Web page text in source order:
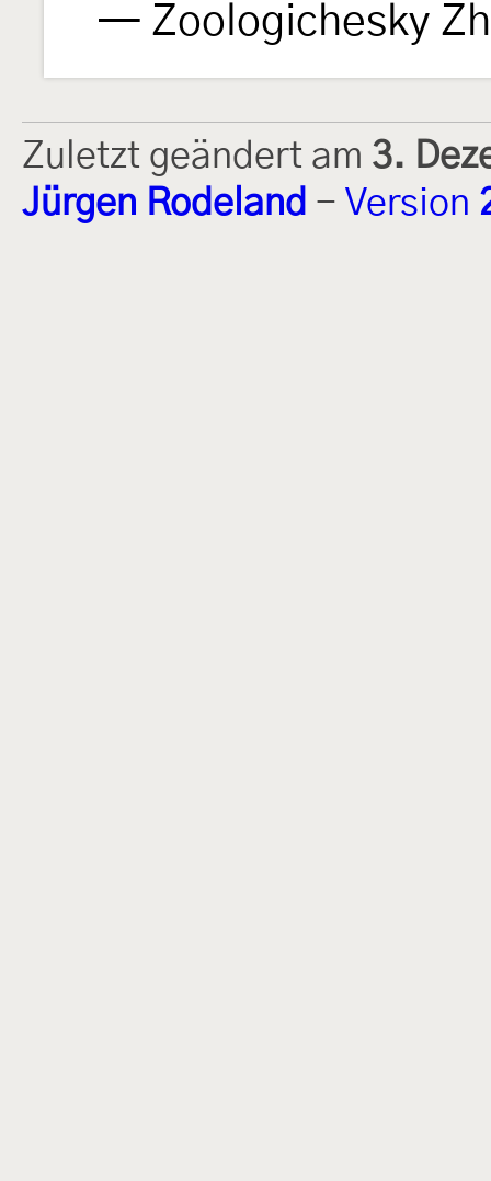
— Zoologichesky
Zuletzt geändert am 3.
Jürgen Rodeland - Version